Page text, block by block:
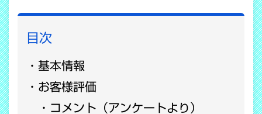
目次
基本情報
お客様評価
コメント（アンケートより）